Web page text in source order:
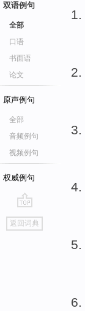
双语例句
全部
口语
书面语
论文
原声例句
全部
音频例句
视频例句
权威例句
go
top
返回词典